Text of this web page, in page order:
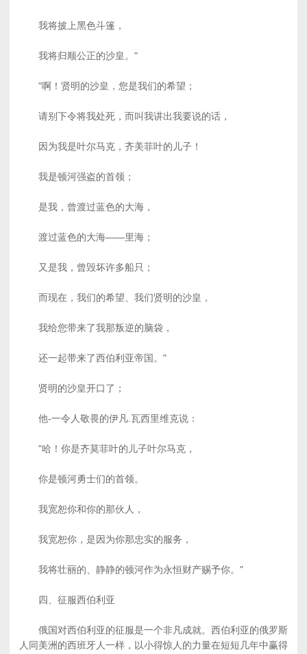
我将披上黑色斗篷，
我将归顺公正的沙皇。"
"啊！贤明的沙皇，您是我们的希望；
请别下令将我处死，而叫我讲出我要说的话，
因为我是叶尔马克，齐美菲叶的儿子！
我是顿河强盗的首领；
是我，曾渡过蓝色的大海，
渡过蓝色的大海――里海；
又是我，曾毁坏许多船只；
而现在，我们的希望、我们贤明的沙皇，
我给您带来了我那叛逆的脑袋，
还一起带来了西伯利亚帝国。"
贤明的沙皇开口了；
他-一令人敬畏的伊凡.瓦西里维克说：
"哈！你是齐莫菲叶的儿子叶尔马克，
你是顿河勇士们的首领。
我宽恕你和你的那伙人，
我宽恕你，是因为你那忠实的服务，
我将壮丽的、静静的顿河作为永恒财产赐予你。"
四、征服西伯利亚
俄国对西伯利亚的征服是一个非凡成就。西伯利亚的俄罗斯
人同美洲的西班牙人一样，以小得惊人的力量在短短几年中赢得